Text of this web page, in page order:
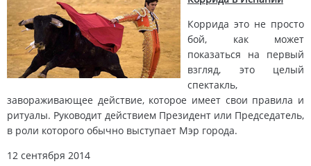
Коррида это не просто
бой, как может
показаться на первый
взгляд, это целый
спектакль,
завораживающее действие, которое имеет свои правила и
ритуалы. Руководит действием Президент или Председатель,
в роли которого обычно выступает Мэр города.
12 сентября 2014